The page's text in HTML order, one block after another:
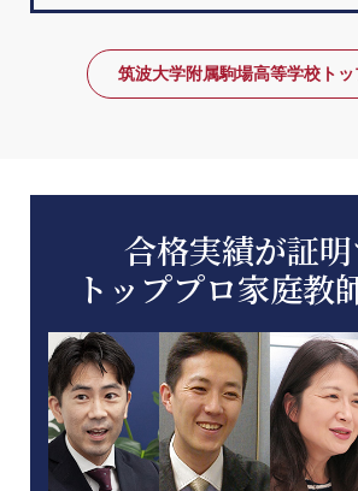
筑波大学附属駒場高等学校ト
合格実績が証
トッププロ家庭教